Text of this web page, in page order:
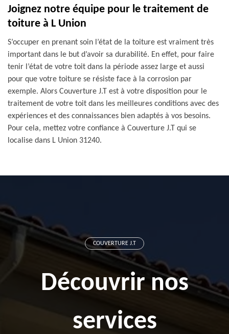
Joignez notre équipe pour le traitement de
toiture à L Union
S’occuper en prenant soin l’état de la toiture est vraiment très
important dans le but d’avoir sa durabilité. En effet, pour faire
tenir l’état de votre toit dans la période assez large et aussi
pour que votre toiture se résiste face à la corrosion par
exemple. Alors Couverture J.T est à votre disposition pour le
traitement de votre toit dans les meilleures conditions avec des
expériences et des connaissances bien adaptés à vos besoins.
Pour cela, mettez votre confiance à Couverture J.T qui se
localise dans L Union 31240.
COUVERTURE J.T
Découvrir nos
services